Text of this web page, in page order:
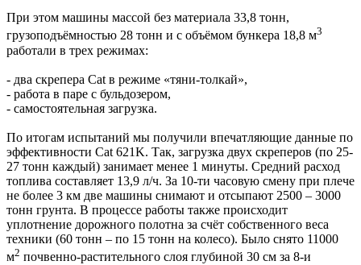
При этом машины массой без материала 33,8 тонн,
грузоподъёмностью 28 тонн и с объёмом бункера 18,8 м3
работали в трех режимах:
- два скрепера Cat в режиме «тяни-толкай»,
- работа в паре с бульдозером,
- самостоятельная загрузка.
По итогам испытаний мы получили впечатляющие данные по
эффективности Cat 621K. Так, загрузка двух скреперов (по 25-
27 тонн каждый) занимает менее 1 минуты. Средний расход
топлива составляет 13,9 л/ч. За 10-ти часовую смену при плече
не более 3 км две машины снимают и отсыпают 2500 – 3000
тонн грунта. В процессе работы также происходит
уплотнение дорожного полотна за счёт собственного веса
техники (60 тонн – по 15 тонн на колесо). Было снято 11000
м2 почвенно-растительного слоя глубиной 30 см за 8-и